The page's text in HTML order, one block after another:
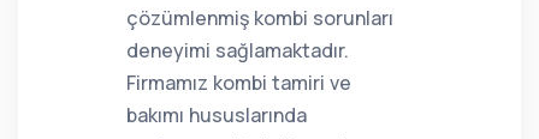
çözümlenmiş kombi sorunları
deneyimi sağlamaktadır.
Firmamız kombi tamiri ve
bakımı hususlarında